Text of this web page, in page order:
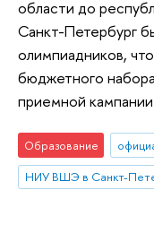
области до
Санкт-Петербург
олимпиадников,
бюджетного
приемной
Образование
НИУ ВШЭ в Санкт-